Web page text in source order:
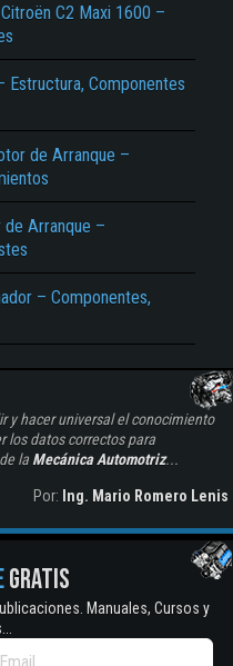
C2 Maxi 1600 –
Estructura, Componentes
de Arranque –
Arranque –
– Componentes,
y hacer universal el conocimiento
los datos correctos para
la Mecánica Automotriz...
Por: Ing. Mario Romero Lenis
GRATIS
Manuales, Cursos y